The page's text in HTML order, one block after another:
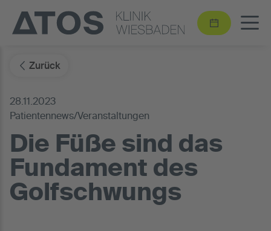
Zurück
28.11.2023
Patientennews/Veranstaltungen
Die Füße sind das
Fundament des
Golfschwungs